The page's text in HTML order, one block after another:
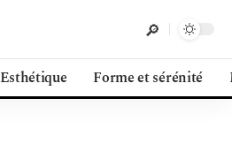
Esthétique Forme et sérénité